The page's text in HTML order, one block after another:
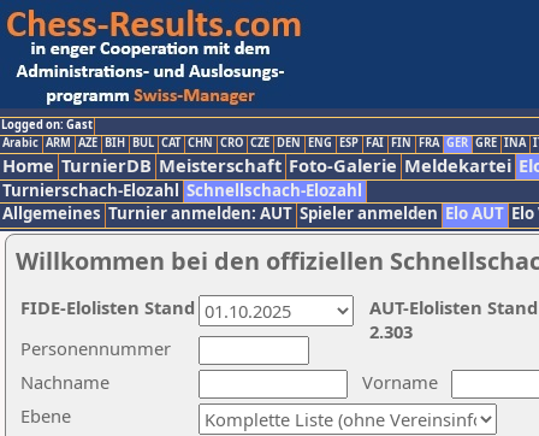
Logged on: Gast
Arabic ARM AZE BIH BUL CAT CHN CRO CZE DEN ENG ESP FAI FIN FRA GER GRE INA
Home TurnierDB Meisterschaft Foto-Galerie Meldekartei
Turnierschach-Elozahl Schnellschach-Elozahl
Allgemeines Turnier anmelden: AUT Spieler anmelden Elo AUT
Willkommen bei den offiziellen
Nachname
Vorname
Ebene
Personennummer
AUT-Elolisten
2.303
FIDE-Elolisten Stand